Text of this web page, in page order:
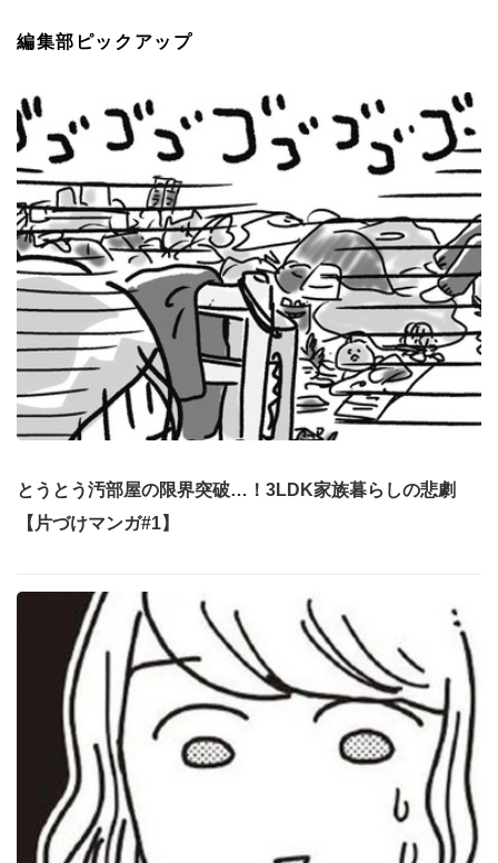
編集部ピックアップ
とうとう汚部屋の限界突破…！3LDK家族暮らしの悲劇
【片づけマンガ#1】